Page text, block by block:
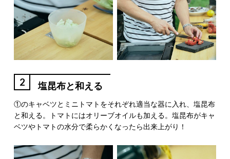
2 塩昆布と和える
①のキャベツとミニトマトをそれぞれ適当な器に入れ、塩昆布
と和える。トマトにはオリーブオイルも加える。塩昆布がキャ
ベツやトマトの水分で柔らかくなったら出来上がり！